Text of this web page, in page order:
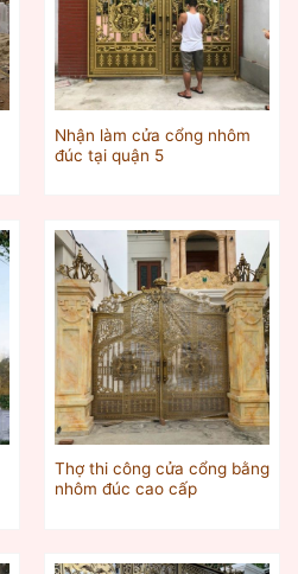
Nhận làm cửa cổng nhôm
đúc tại quận 5
Thợ thi công cửa cổng bằng
nhôm đúc cao cấp